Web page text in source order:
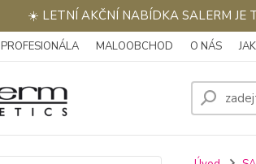
☀️ LETNÍ AKČNÍ NABÍDKA SALERM JE
MALOOBCHOD O NÁS